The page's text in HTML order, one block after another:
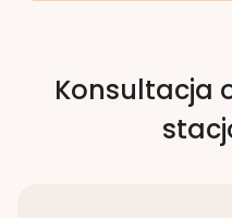
Konsultacja